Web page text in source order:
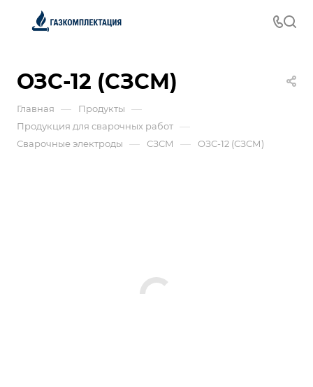
ОЗС-12 (СЗСМ)
Главная — Продукты —
Продукция для сварочных работ —
Сварочные электроды — СЗСМ — ОЗС-12 (СЗСМ)